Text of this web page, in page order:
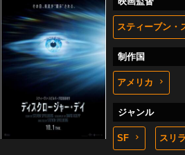
スティーブン・
制作国
アメリカ
ジャンル
SF スリ